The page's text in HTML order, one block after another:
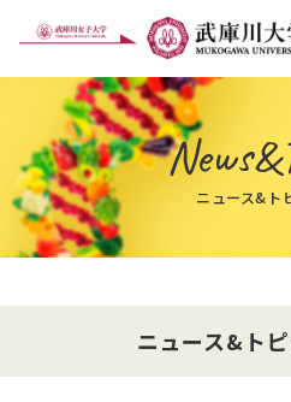
ニュース&ト
ニュース&ト